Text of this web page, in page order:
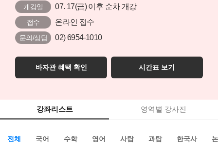
개강일 07. 17(금) 이후 순차 개강
접수 온라인 접수
문의/상담 02) 6954-1010
바자관 혜택 확인 시간표 보기
강좌리스트 영역별 강사진
전체 국어 수학 영어 사탐 과탐 한국사